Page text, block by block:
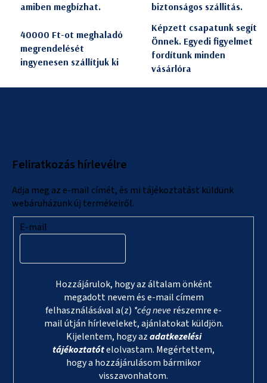
amiben megbízhat.
biztonságos szállitás.
40000 Ft-ot meghaladó
megrendelését
ingyenesen szállítjuk ki
Képzett csapatunk segít
Önnek. Egyedi figyelmet
fordítunk minden
vásárlóra
Feliratkozás hírlevélre
Adja meg az e-mail címét, és mi tájékoztatást küldünk
webáruházunk új termékeiről.
E-mail
Hozzájárulok, hogy az általam önként
megadott nevem és e-mail címem
felhasználásával a(z) *cég neverészemre e-
mail útján hírleveleket, ajánlatokat küldjön.
Kijelentem, hogy azadatkezelési
tájékoztatótelolvastam. Megértettem,
hogy a hozzájárulásom bármikor
visszavonhatom.